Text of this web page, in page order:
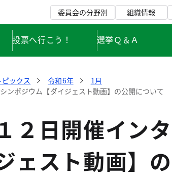
委員会の分野別 組織情報
投票へ行こう！ 選挙Ｑ＆Ａ
ピックス 令和6年
1月
ンポジウム【ダイジェスト動画】の公開について
２日開催イン
ェスト動画】